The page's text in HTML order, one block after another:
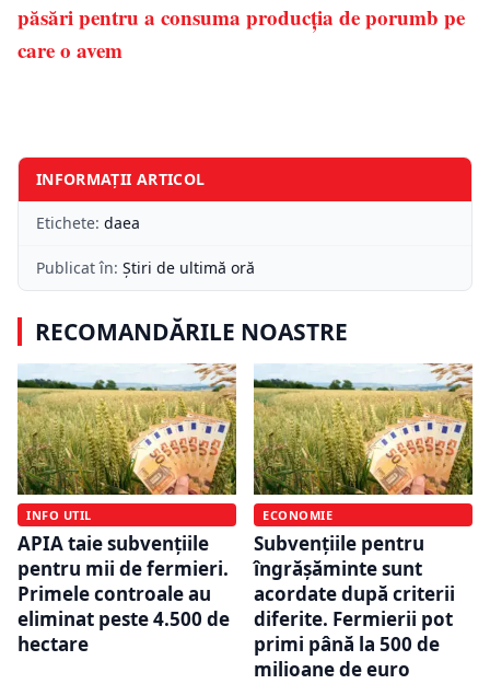
păsări pentru a consuma producția de porumb pe
care o avem
INFORMAȚII ARTICOL
Etichete: daea
Publicat în: Știri de ultimă oră
RECOMANDĂRILE NOASTRE
INFO UTIL
APIA taie subvențiile
pentru mii de fermieri.
Primele controale au
eliminat peste 4.500 de
hectare
ECONOMIE
Subvențiile pentru
îngrășăminte sunt
acordate după criterii
diferite. Fermierii pot
primi până la 500 de
milioane de euro